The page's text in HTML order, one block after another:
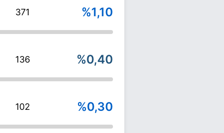
371 %1,10
136 %0,40
102 %0,30